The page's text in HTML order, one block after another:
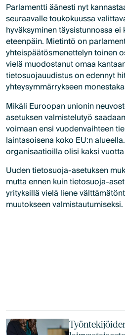
Parlamentti äänesti nyt
seuraavalle toukokuussa
hyväksyminen täysistunnossa
eteenpäin. Mietintö on
yhteispäätösmenettelyn toinen
vielä muodostanut omaa
tietosuojauudistus on edennyt
yhteysymmärrykseen
Mikäli Euroopan unionin
asetuksen valmistelutyö
voimaan ensi vuodenvaihteen
laintasoisena koko EU:n
organisaatioilla olisi kaksi
Uuden tietosuoja-asetuksen
mutta ennen kuin tietosuoja-
yrityksillä vielä liene
muutokseen valmistautumiseksi.